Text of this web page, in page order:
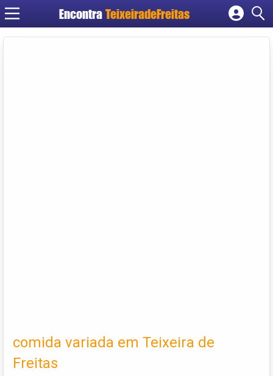
Encontra TeixeiradeFreitas
Cadastrar empresa
comida variada em Teixeira de
Freitas